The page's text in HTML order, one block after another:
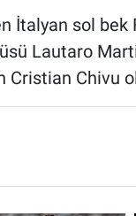
İtalyan sol bek
Lautaro
Cristian Chivu